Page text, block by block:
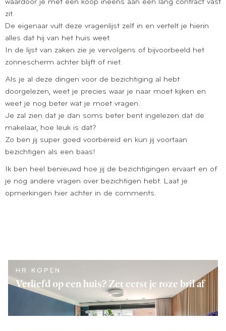
waardoor je met een koop ineens aan een lang contract vast
zit.
De eigenaar vult deze vragenlijst zelf in en vertelt je hierin
alles dat hij van het huis weet.
In de lijst van zaken zie je vervolgens of bijvoorbeeld het
zonnescherm achter blijft of niet.
Als je al deze dingen voor de bezichtiging al hebt
doorgelezen, weet je precies waar je naar moet kijken en
weet je nog beter wat je moet vragen.
Je zal zien dat je dan soms beter bent ingelezen dat de
makelaar, hoe leuk is dat?
Zo ben jij super goed voorbereid en kun jij voortaan
bezichtigen als een baas!
Ik ben heel benieuwd hoe jij de bezichtigingen ervaart en of
je nog andere vragen over bezichtigen hebt. Laat je
opmerkingen hier achter in de comments.
HR KOPEN
Verliefd op een huis? Zet eerst je roze bril af